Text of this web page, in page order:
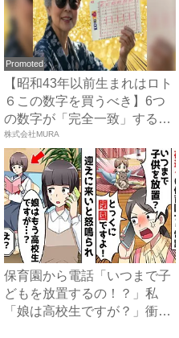
Promoted
【昭和43年以前生まれはロト
６この数字を買うべき】6つ
の数字が「完全一致」する
方...
株式会社MURA
保育園から電話「いつまで子
どもを放置するの！？」私
「娘は高校生ですが？」衝撃